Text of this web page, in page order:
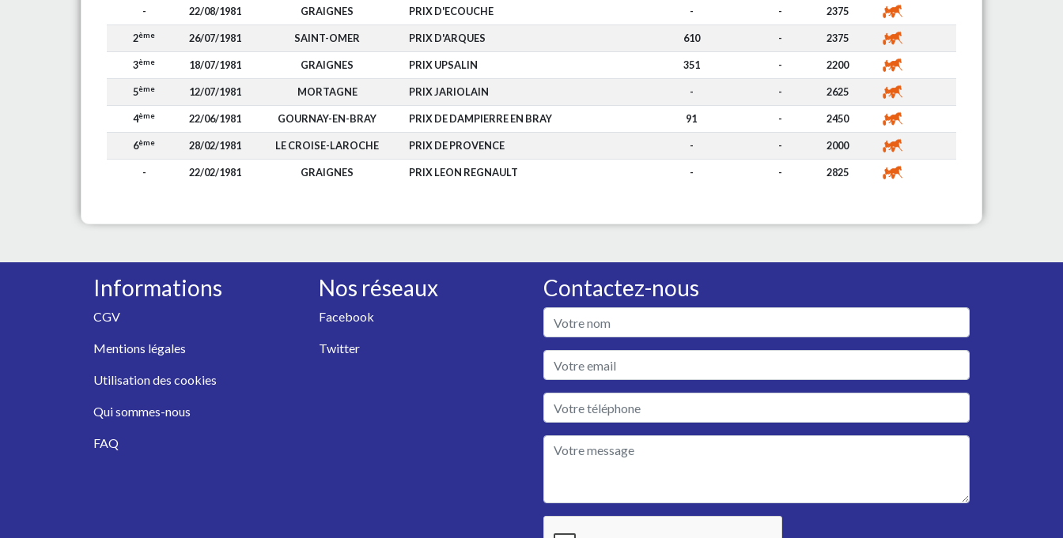
- 22/08/1981 GRAIGNES PRIX D'ECOUCHE - - 2375
2ème 26/07/1981 SAINT-OMER PRIX D'ARQUES 610 - 2375
3ème 18/07/1981 GRAIGNES PRIX UPSALIN 351 - 2200
5ème 12/07/1981 MORTAGNE PRIX JARIOLAIN - - 2625
4ème 22/06/1981 GOURNAY-EN-BRAY PRIX DE DAMPIERRE EN BRAY 91 - 2450
6ème 28/02/1981 LE CROISE-LAROCHE PRIX DE PROVENCE - - 2000
- 22/02/1981 GRAIGNES PRIX LEON REGNAULT - - 2825
Informations
CGV
Mentions légales
Utilisation des cookies
Qui sommes-nous
FAQ
Nos réseaux
Facebook
Twitter
Contactez-nous